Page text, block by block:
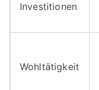
Investitionen
Wohltätigkeit